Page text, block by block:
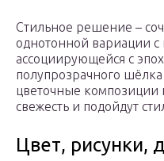
Стильное решение –
однотонной вариации
ассоциирующейся с
полупрозрачного
цветочные композиции
свежесть и подойдут
Цвет, рисунки,